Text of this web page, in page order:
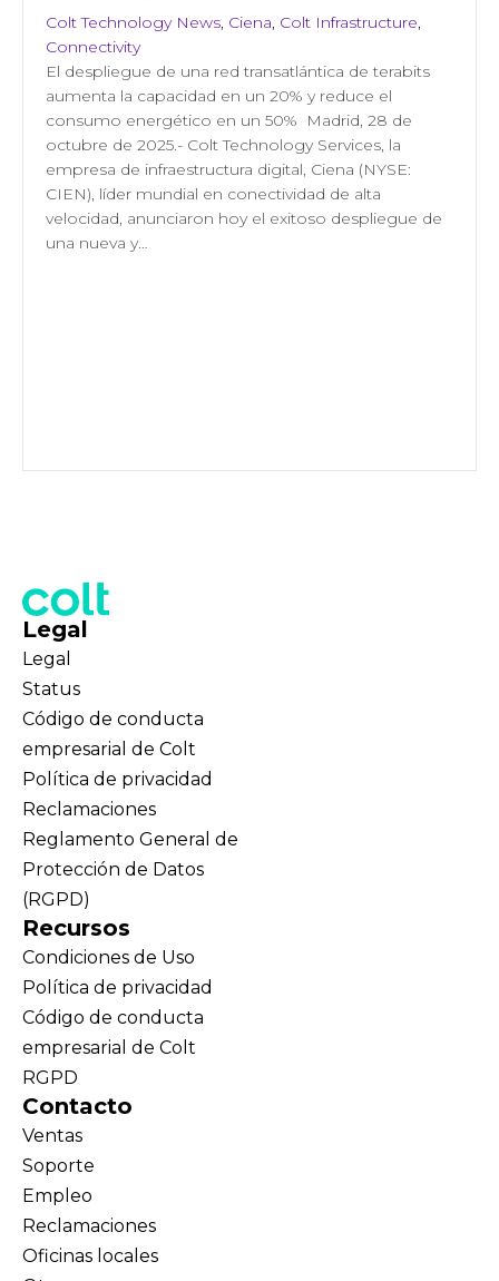
Colt Technology News, Ciena, Colt Infrastructure,
Connectivity
El despliegue de una red transatlántica de terabits
aumenta la capacidad en un 20% y reduce el
consumo energético en un 50% Madrid, 28 de
octubre de 2025.- Colt Technology Services, la
empresa de infraestructura digital, Ciena (NYSE:
CIEN), líder mundial en conectividad de alta
velocidad, anunciaron hoy el exitoso despliegue de
una nueva y…
Legal
Legal
Status
Código de conducta
empresarial de Colt
Política de privacidad
Reclamaciones
Reglamento General de
Protección de Datos
(RGPD)
Recursos
Condiciones de Uso
Política de privacidad
Código de conducta
empresarial de Colt
RGPD
Contacto
Ventas
Soporte
Empleo
Reclamaciones
Oficinas locales